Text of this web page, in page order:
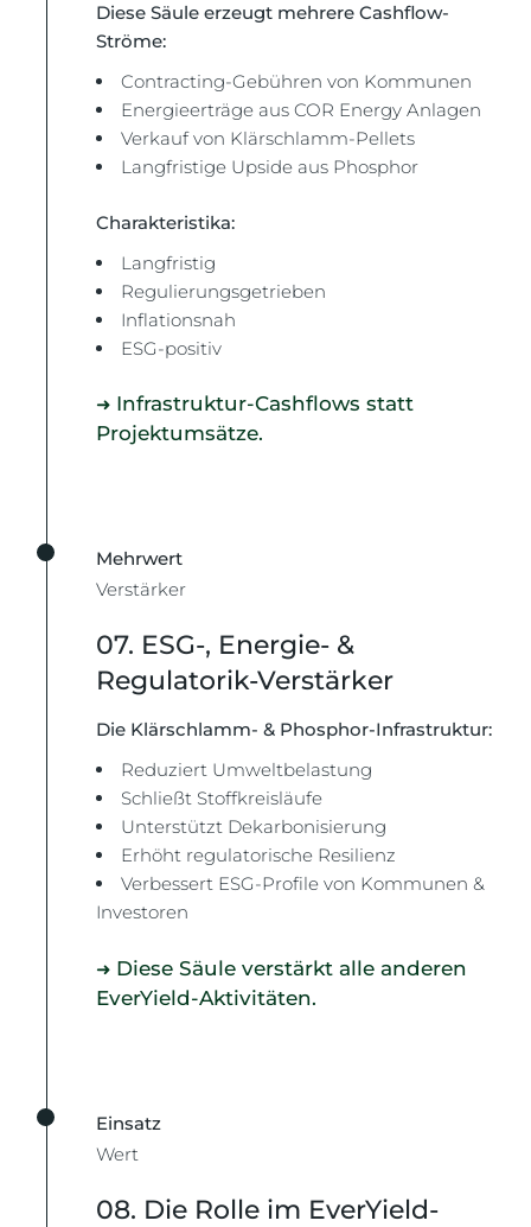
Diese Säule erzeugt mehrere Cashflow-
Ströme:
Contracting-Gebühren von Kommunen
Energieerträge aus COR Energy Anlagen
Verkauf von Klärschlamm-Pellets
Langfristige Upside aus Phosphor
Charakteristika:
Langfristig
Regulierungsgetrieben
Inflationsnah
ESG-positiv
➜ Infrastruktur-Cashflows statt
Projektumsätze.
Mehrwert
Verstärker
07. ESG-, Energie- &
Regulatorik-Verstärker
Die Klärschlamm- & Phosphor-Infrastruktur:
Reduziert Umweltbelastung
Schließt Stoffkreisläufe
Unterstützt Dekarbonisierung
Erhöht regulatorische Resilienz
Verbessert ESG-Profile von Kommunen &
Investoren
➜ Diese Säule verstärkt alle anderen
EverYield-Aktivitäten.
Einsatz
Wert
08. Die Rolle im EverYield-